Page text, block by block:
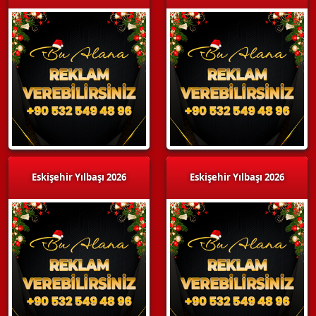
Eskişehir Yılbaşı 2026 Eskişehir Yılbaşı 2026